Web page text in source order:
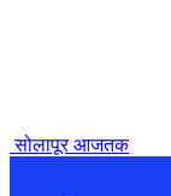
सोलापूर आजतक